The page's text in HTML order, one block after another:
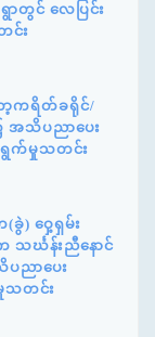
ာတွင် လေပြင်း
င်း
ာ့ကရိတ်ခရိုင်/
အသိပညာပေး
ရွက်မှုသတင်း
ခွဲ) ဝှေ့ရှမ်း
သင်္ဃန်းညီနောင်
ညာပေး
သတင်း